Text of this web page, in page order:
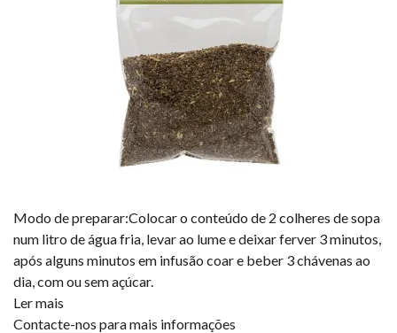
Modo de preparar:Colocar o conteúdo de 2 colheres de sopa
num litro de água fria, levar ao lume e deixar ferver 3 minutos,
após alguns minutos em infusão coar e beber 3 chávenas ao
dia, com ou sem açúcar.
Ler mais
Contacte-nos para mais informações